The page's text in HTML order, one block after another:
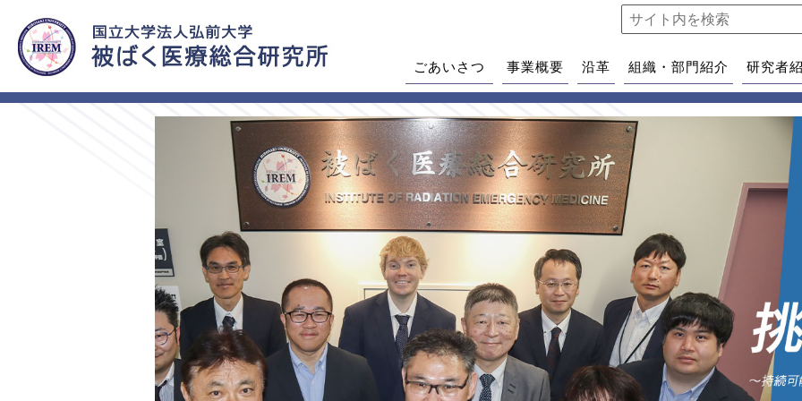
ごあいさつ 事業概要 沿革 組織・部門紹介 研究者